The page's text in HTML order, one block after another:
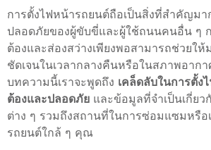
การตั้งไฟหน้ารถยนต์ถือเป็นสิ่งที่สำคัญมา
ปลอดภัยของผู้ขับขี่และผู้ใช้ถนนคนอื่น ๆ
ต้องและส่องสว่างเพียงพอสามารถช่วยให้
ชัดเจนในเวลากลางคืนหรือในสภาพอาก
บทความนี้เราจะพูดถึง เคล็ดลับในการตั้ง
ต้องและปลอดภัย และข้อมูลที่จำเป็นเกี่ย
ต่าง ๆ รวมถึงสถานที่ในการซ่อมแซมหรือ
รถยนต์ใกล้ ๆ คุณ